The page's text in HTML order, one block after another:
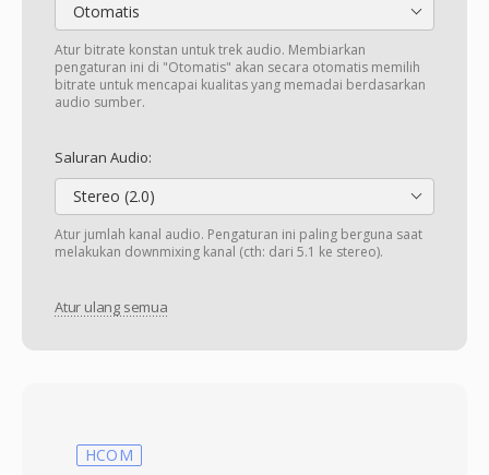
Otomatis
Atur bitrate konstan untuk trek audio. Membiarkan
pengaturan ini di "Otomatis" akan secara otomatis memilih
bitrate untuk mencapai kualitas yang memadai berdasarkan
audio sumber.
Saluran Audio:
Stereo (2.0)
Atur jumlah kanal audio. Pengaturan ini paling berguna saat
melakukan downmixing kanal (cth: dari 5.1 ke stereo).
Atur ulang semua
HCOM